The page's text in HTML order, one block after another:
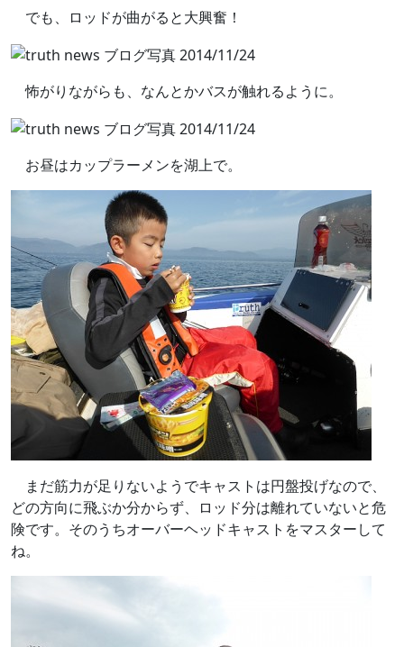
でも、ロッドが曲がると大興奮！
怖がりながらも、なんとかバスが触れるように。
お昼はカップラーメンを湖上で。
まだ筋力が足りないようでキャストは円盤投げなので、
どの方向に飛ぶか分からず、ロッド分は離れていないと危
険です。そのうちオーバーヘッドキャストをマスターして
ね。